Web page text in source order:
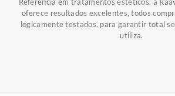
oferece resultados excelentes, todos
logicamente testados, para garantir total
utiliza.